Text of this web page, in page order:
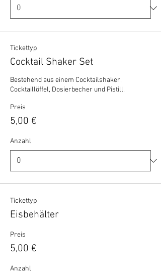
Tickettyp
Cocktail Shaker Set
Bestehend aus einem Cocktailshaker,
Cocktaillöffel, Dosierbecher und Pistill.
Preis
5,00 €
Anzahl
Tickettyp
Eisbehälter
Preis
5,00 €
Anzahl